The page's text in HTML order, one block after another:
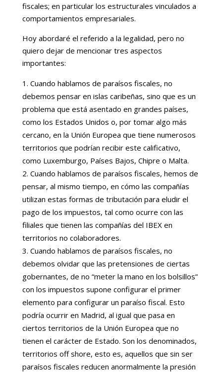
fiscales; en particular los estructurales vinculados a
comportamientos empresariales.
Hoy abordaré el referido a la legalidad, pero no
quiero dejar de mencionar tres aspectos
importantes:
Cuando hablamos de paraísos fiscales, no
debemos pensar en islas caribeñas, sino que es un
problema que está asentado en grandes países,
como los Estados Unidos o, por tomar algo más
cercano, en la Unión Europea que tiene numerosos
territorios que podrían recibir este calificativo,
como Luxemburgo, Países Bajos, Chipre o Malta.
Cuando hablamos de paraísos fiscales, hemos de
pensar, al mismo tiempo, en cómo las compañías
utilizan estas formas de tributación para eludir el
pago de los impuestos, tal como ocurre con las
filiales que tienen las compañías del IBEX en
territorios no colaboradores.
Cuando hablamos de paraísos fiscales, no
debemos olvidar que las pretensiones de ciertas
gobernantes, de no “meter la mano en los bolsillos”
con los impuestos supone configurar el primer
elemento para configurar un paraíso fiscal. Esto
podría ocurrir en Madrid, al igual que pasa en
ciertos territorios de la Unión Europea que no
tienen el carácter de Estado. Son los denominados,
territorios off shore, esto es, aquellos que sin ser
paraísos fiscales reducen anormalmente la presión